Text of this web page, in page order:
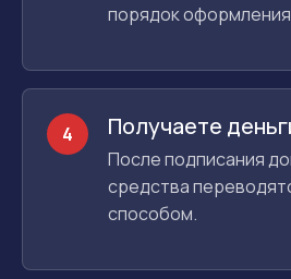
порядок оформления
4 Получаете
После подписания
средства
способом.